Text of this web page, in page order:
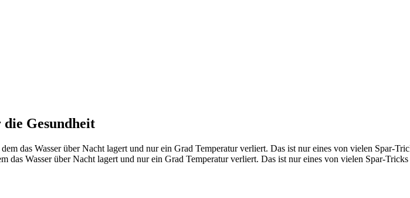
Gesundheit
Wasser über Nacht lagert und nur ein Grad Temperatur verliert. Das ist nur eines von vielen Spar-